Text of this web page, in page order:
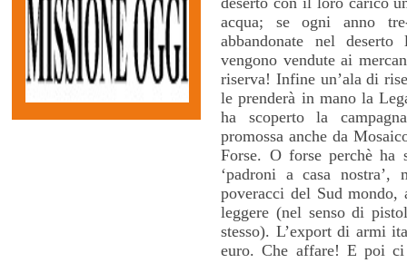
acqua; se ogni anno
abbandonate nel
vengono vendute ai
riserva! Infine un’ala di
le prenderà in mano la
ha scoperto la
promossa anche da
Forse. O forse perchè ha
‘padroni a casa
poveracci del Sud
leggere (nel senso di
stesso). L’export di armi
euro. Che affare! E poi ci